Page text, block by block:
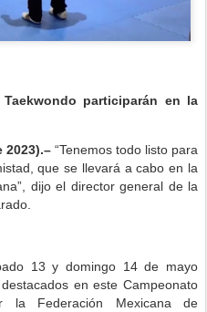
participarán en la
2023).– “Tenemos todo listo para
que se llevará a cabo en la
dijo el director general de la
13 y domingo 14 de mayo
en este Campeonato
la Federación Mexicana de